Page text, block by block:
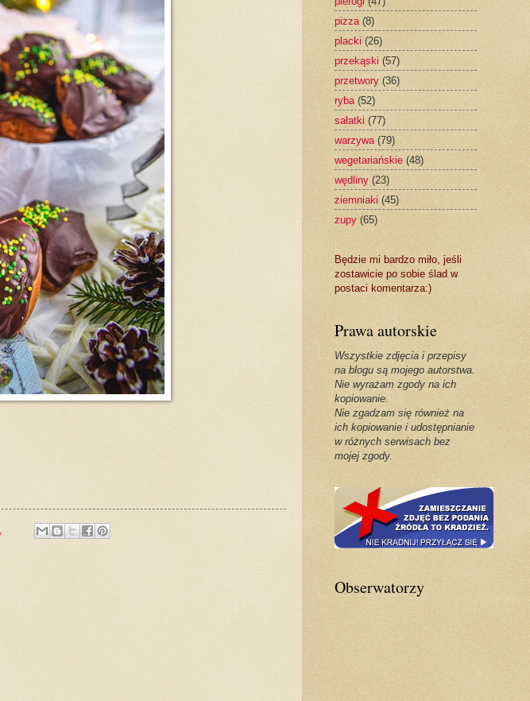
pizza (8)
placki (26)
przekąski (57)
przetwory (36)
ryba (52)
sałatki (77)
warzywa (79)
wegetariańskie (48)
wędliny (23)
ziemniaki (45)
zupy (65)
Będzie mi bardzo miło, jeśli
zostawicie po sobie ślad w
postaci komentarza:)
Prawa autorskie
Wszystkie zdjęcia i przepisy
na blogu są mojego autorstwa.
Nie wyrażam zgody na ich
kopiowanie.
Nie zgadzam się również na
ich kopiowanie i udostępnianie
w różnych serwisach bez
mojej zgody.
Obserwatorzy